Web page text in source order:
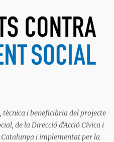
i beneficiària del projecte
de la Direcció d'Acció Cívica i
i implementat per la